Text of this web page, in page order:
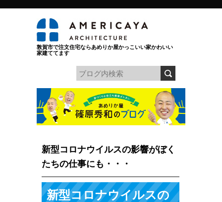
敦賀市で注文住宅ならあめりか屋かっこいい家かわいい
家建ててます
新型コロナウイルスの影響がぼく
たちの仕事にも・・・
新型コロナウイルスの